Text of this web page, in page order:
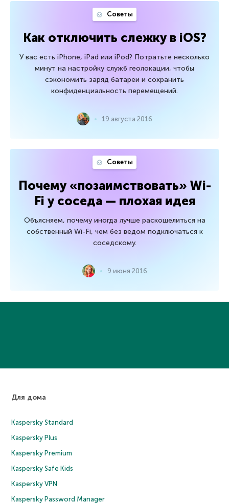
Советы
Как отключить слежку в iOS?
У вас есть iPhone, iPad или iPod? Потратьте несколько
минут на настройку служб геолокации, чтобы
сэкономить заряд батареи и сохранить
конфиденциальность перемещений.
19 августа 2016
Советы
Почему «позаимствовать» Wi-
Fi у соседа — плохая идея
Объясняем, почему иногда лучше раскошелиться на
собственный Wi-Fi, чем без ведом подключаться к
соседскому.
9 июня 2016
Для дома
Kaspersky Standard
Kaspersky Plus
Kaspersky Premium
Kaspersky Safe Kids
Kaspersky VPN
Kaspersky Password Manager